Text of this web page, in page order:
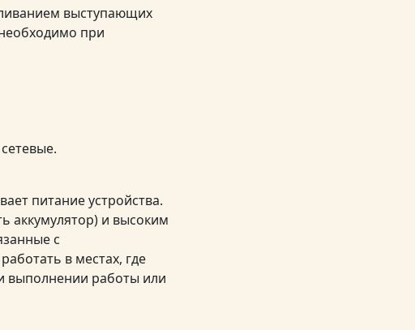
выступающих
при
питание устройства.
аккумулятор) и высоким
с
в местах, где
выполнении работы или